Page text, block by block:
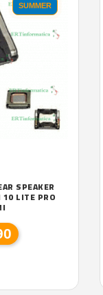
SUMMER
SPEAKER
10 LITE PRO